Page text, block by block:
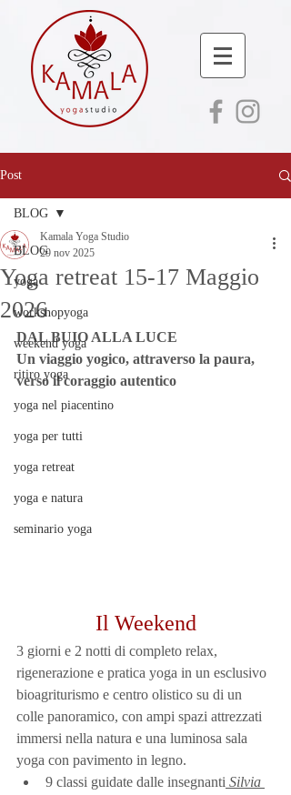
Post
BLOG
yoga
workshopyoga
weekend yoga
ritiro yoga
yoga nel piacentino
yoga per tutti
yoga retreat
yoga e natura
seminario yoga
BLOG
Yoga retreat 15-17 Maggio
2026
Kamala Yoga Studio
29 nov 2025
DAL BUIO ALLA LUCE
Un viaggio yogico, attraverso la paura,
verso il coraggio autentico
Il Weekend
3 giorni e 2 notti di completo relax,
rigenerazione e pratica yoga in un esclusivo
bioagriturismo e centro olistico su di un
colle panoramico, con ampi spazi attrezzati
immersi nella natura e una luminosa sala
yoga con pavimento in legno.
9 classi guidate dalle insegnanti Silvia